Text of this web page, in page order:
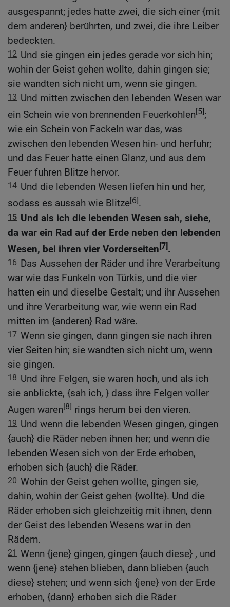
ausgespannt; jedes hatte zwei, die sich einer {mit
dem anderen} berührten, und zwei, die ihre Leiber
bedeckten.
12 Und sie gingen ein jedes gerade vor sich hin;
wohin der Geist gehen wollte, dahin gingen sie;
sie wandten sich nicht um, wenn sie gingen.
13 Und mitten zwischen den lebenden Wesen war
ein Schein wie von brennenden Feuerkohlen[5];
wie ein Schein von Fackeln war das, was
zwischen den lebenden Wesen hin- und herfuhr;
und das Feuer hatte einen Glanz, und aus dem
Feuer fuhren Blitze hervor.
14 Und die lebenden Wesen liefen hin und her,
sodass es aussah wie Blitze[6].
15 Und als ich die lebenden Wesen sah, siehe,
da war ein Rad auf der Erde neben den lebenden
Wesen, bei ihren vier Vorderseiten [7].
16 Das Aussehen der Räder und ihre Verarbeitung
war wie das Funkeln von Türkis, und die vier
hatten ein und dieselbe Gestalt; und ihr Aussehen
und ihre Verarbeitung war, wie wenn ein Rad
mitten im {anderen} Rad wäre.
17 Wenn sie gingen, dann gingen sie nach ihren
vier Seiten hin; sie wandten sich nicht um, wenn
sie gingen.
18 Und ihre Felgen, sie waren hoch, und als ich
sie anblickte, {sah ich, } dass ihre Felgen voller
Augen waren[8] rings herum bei den vieren.
19 Und wenn die lebenden Wesen gingen, gingen
{auch} die Räder neben ihnen her; und wenn die
lebenden Wesen sich von der Erde erhoben,
erhoben sich {auch} die Räder.
20 Wohin der Geist gehen wollte, gingen sie,
dahin, wohin der Geist gehen {wollte}. Und die
Räder erhoben sich gleichzeitig mit ihnen, denn
der Geist des lebenden Wesens war in den
Rädern.
21 Wenn {jene} gingen, gingen {auch diese} , und
wenn {jene} stehen blieben, dann blieben {auch
diese} stehen; und wenn sich {jene} von der Erde
erhoben, {dann} erhoben sich die Räder